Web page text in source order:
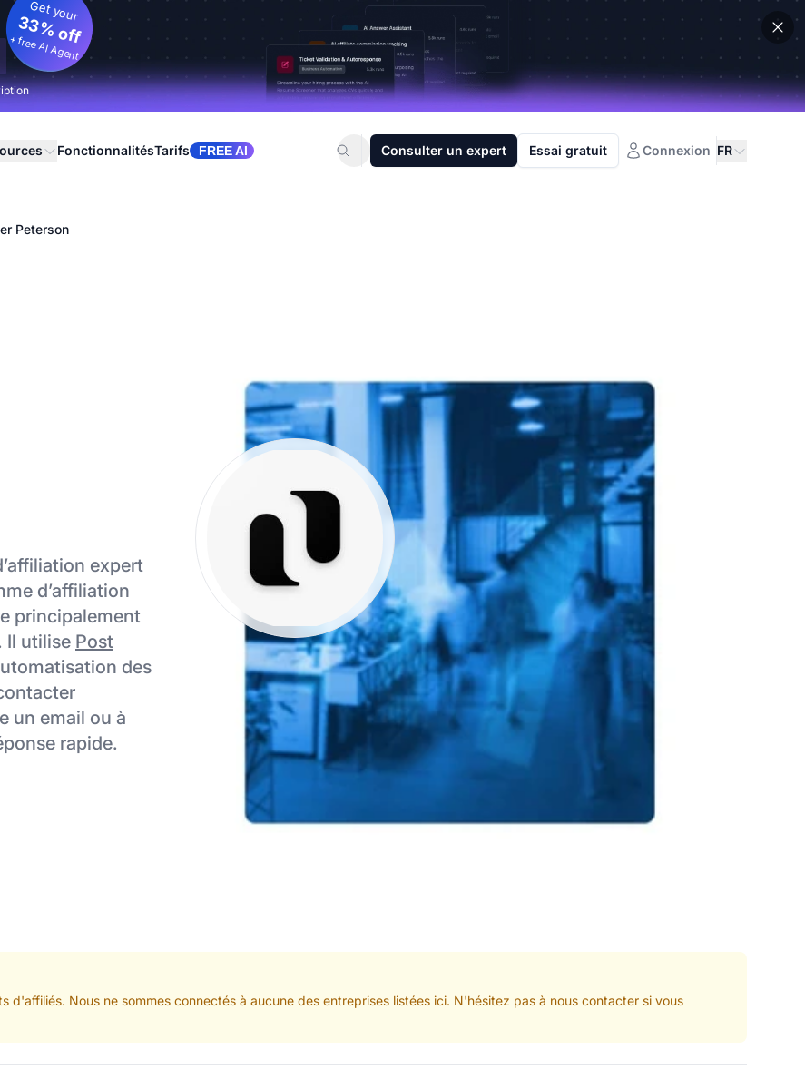
Get your
33% off
+ free AI Agent
FonctionnalitésTarifs FREE AI Consulter un expert Essai gratuit Connexion FR
Peterson
expert
d’affiliation
principalement
Il utilise Post
des
un email ou à
rapide.
d'affiliés. Nous ne sommes connectés à aucune des entreprises listées ici. N'hésitez pas à nous contacter si vous